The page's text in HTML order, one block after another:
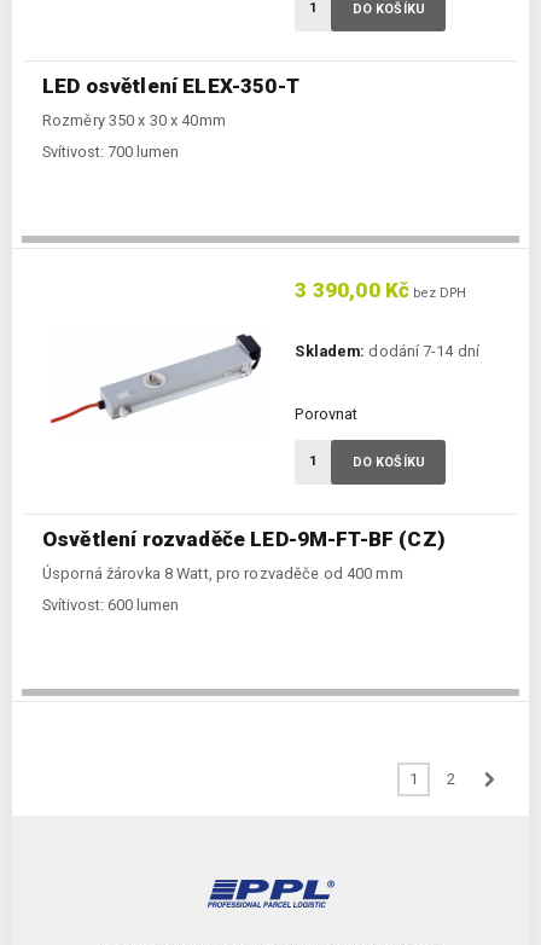
LED osvětlení ELEX-350-T
Rozměry 350 x 30 x 40mm
Svítivost: 700 lumen
DO KOŠÍKU
Osvětlení rozvaděče LED-9M-FT-BF (CZ)
Úsporná žárovka 8 Watt, pro rozvaděče od 400 mm
Svítivost: 600 lumen
3 390,00 Kč bez DPH
Skladem: dodání 7-14 dní
Porovnat
DO KOŠÍKU
1 2